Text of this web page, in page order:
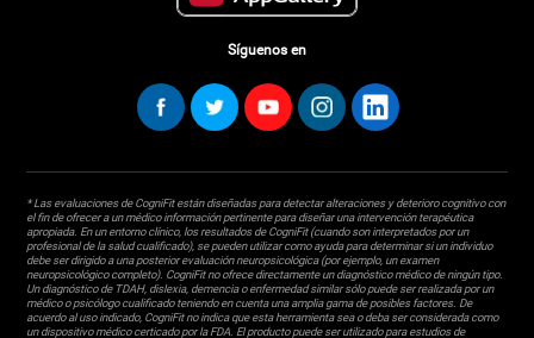
Síguenos en
* Las evaluaciones de CogniFit están diseñadas para detectar alteraciones y deterioro cognitivo con
el fin de ofrecer a un médico información pertinente para diseñar una intervención terapéutica
apropiada. En un entorno clínico, los resultados de CogniFit (cuando son interpretados por un
profesional de la salud cualificado), se pueden utilizar como ayuda para determinar si un individuo
debe ser dirigido a una posterior evaluación neuropsicológica (por ejemplo, un examen
neuropsicológico completo). CogniFit no ofrece directamente un diagnóstico médico de ningún tipo.
Un diagnóstico de TDAH, dislexia, demencia o enfermedad similar sólo puede ser realizada por un
médico o psicólogo cualificado teniendo en cuenta una amplia gama de posibles factores. De
acuerdo al uso indicado, CogniFit no indica que esta herramienta sea o deba ser considerada como
un dispositivo médico certicado por la FDA. El producto puede ser utilizado para estudios de